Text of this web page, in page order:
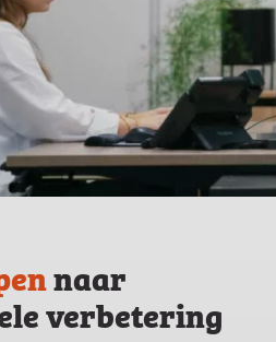
naar
verbetering